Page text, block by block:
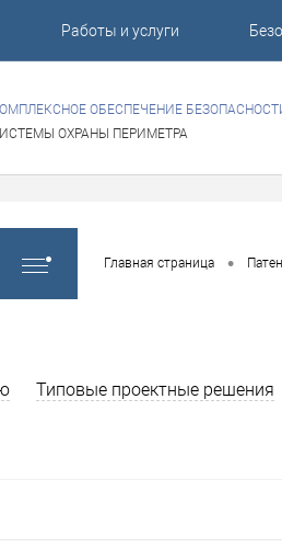
Работы и услуги
ОБЕСПЕЧЕНИЕ
ОХРАНЫ ПЕРИМЕТРА
Главная страница •
Типовые проектные решения